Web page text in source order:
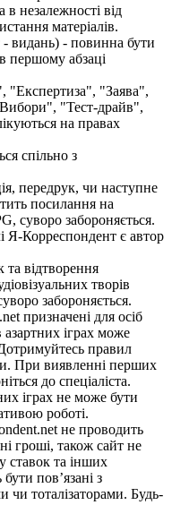
незалежності від
матеріалів.
- видань) - повинна бути
першому абзаці
"Експертиза", "Заява",
"Тест-драйв",
на правах
спільно з
передрук, чи наступне
посилання на
суворо забороняється.
Я-Корреспондент є автор
та відтворення
творів
забороняється.
призначені для осіб
іграх може
правил
При виявленні перших
до спеціаліста.
іграх не може бути
роботі.
не проводить
гроші, також сайт не
ставок та інших
пов’язані з
чи тоталізаторами. Будь-